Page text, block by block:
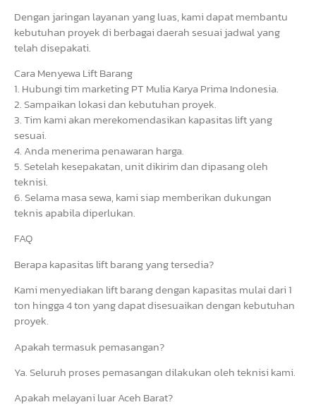
Dengan jaringan layanan yang luas, kami dapat membantu
kebutuhan proyek di berbagai daerah sesuai jadwal yang
telah disepakati.
Cara Menyewa Lift Barang
1. Hubungi tim marketing PT Mulia Karya Prima Indonesia.
2. Sampaikan lokasi dan kebutuhan proyek.
3. Tim kami akan merekomendasikan kapasitas lift yang
sesuai.
4. Anda menerima penawaran harga.
5. Setelah kesepakatan, unit dikirim dan dipasang oleh
teknisi.
6. Selama masa sewa, kami siap memberikan dukungan
teknis apabila diperlukan.
FAQ
Berapa kapasitas lift barang yang tersedia?
Kami menyediakan lift barang dengan kapasitas mulai dari 1
ton hingga 4 ton yang dapat disesuaikan dengan kebutuhan
proyek.
Apakah termasuk pemasangan?
Ya. Seluruh proses pemasangan dilakukan oleh teknisi kami.
Apakah melayani luar Aceh Barat?